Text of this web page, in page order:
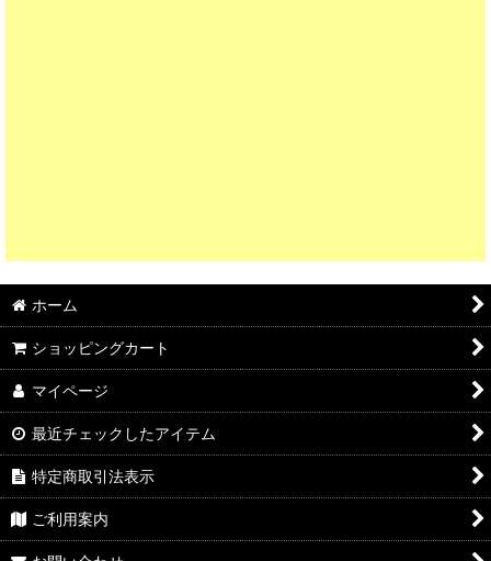
ホーム
ショッピングカート
マイページ
最近チェックしたアイテム
特定商取引法表示
ご利用案内